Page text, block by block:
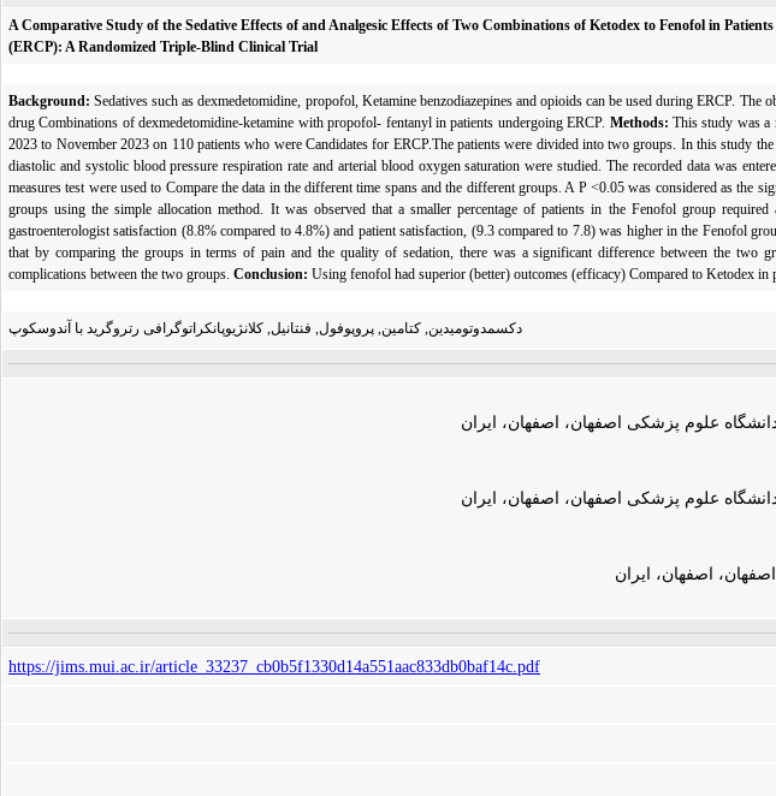
A Comparative Study of the Sedative Effects of and Analgesic Effects of Two Combinations of Ketodex to Fenofol in
(ERCP): A Randomized Triple-Blind Clinical Trial
Background: Sedatives such as dexmedetomidine, propofol, Ketamine benzodiazepines and opioids can be used during ERCP.
drug Combinations of dexmedetomidine-ketamine with propofol- fentanyl in patients undergoing ERCP. Methods: This study was a
2023 to November 2023 on 110 patients who were Candidates for ERCP.The patients were divided into two groups. In this study
diastolic and systolic blood pressure respiration rate and arterial blood oxygen saturation were studied. The recorded data was
measures test were used to Compare the data in the different time spans and the different groups. A P <0.05 was considered as the
groups using the simple allocation method. It was observed that a smaller percentage of patients in the Fenofol group
gastroenterologist satisfaction (8.8% compared to 4.8%) and patient satisfaction, (9.3 compared to 7.8) was higher in the Fenofol
that by comparing the groups in terms of pain and the quality of sedation, there was a significant difference between the two
complications between the two groups. Conclusion: Using fenofol had superior (better) outcomes (efficacy) Compared to Ketodex in
دکسمدوتومیدین, کتامین, پروپوفول, فنتانیل, کلانژیوپانکراتوگرافی رتروگرید با آندوسکوپ
علوم پزشکی اصفهان، اصفهان، ایران
علوم پزشکی اصفهان، اصفهان، ایران
اصفهان، ایران
https://jims.mui.ac.ir/article_33237_cb0b5f1330d14a551aac833db0baf14c.pdf